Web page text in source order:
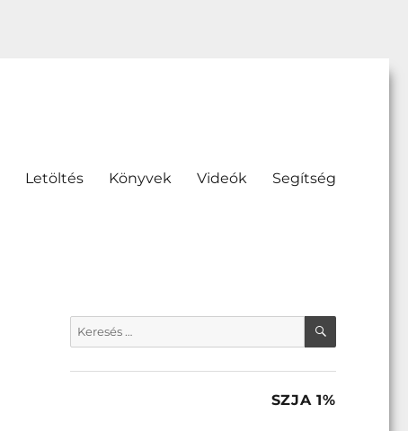
Letöltés Könyvek Videók Segítség
Keresés
a
KERESÉS
SZJA 1%